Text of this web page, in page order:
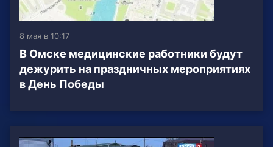
8 мая в 10:17
В Омске медицинские работники будут
дежурить на праздничных мероприятиях
в День Победы